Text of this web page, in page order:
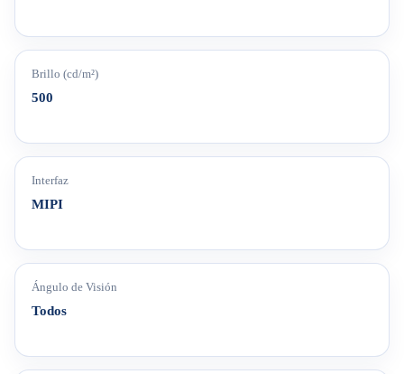
Brillo (cd/m²)
500
Interfaz
MIPI
Ángulo de Visión
Todos